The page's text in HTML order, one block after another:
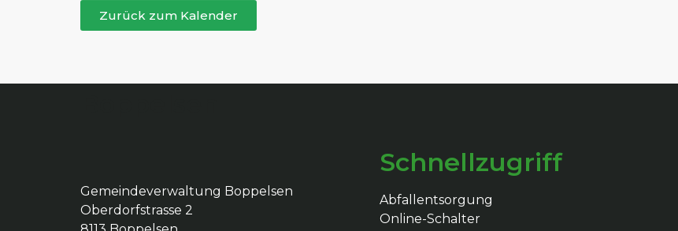
Zurück zum Kalender
Gemeindeverwaltung Boppelsen
Oberdorfstrasse 2
Schnellzugriff
Abfallentsorgung
Online-Schalter